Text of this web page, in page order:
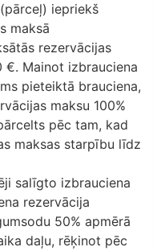
iepriekš
maksā
rezervācijas
€. Mainot izbrauciena
pieteiktā brauciena,
maksu 100%
pēc tam, kad
maksas starpību līdz
salīgto izbrauciena
rezervācija
50% apmērā
daļu, rēķinot pēc